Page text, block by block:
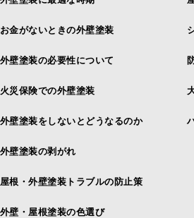
お金がないときの外壁塗装
外壁塗装の必要性について
火災保険での外壁塗装
外壁塗装をしないとどうなるのか
外壁塗装の剥がれ
屋根・外壁塗装トラブルの防止策
外壁・屋根塗装の色選び